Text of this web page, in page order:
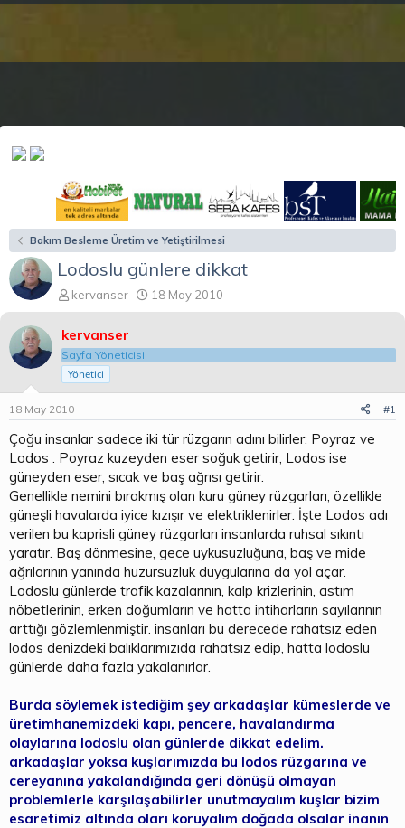
Bakım Besleme Üretim ve Yetiştirilmesi
Lodoslu günlere dikkat
K
o
b
u
y
u
b
a
ş
l
a
a
n
kervanser
B
a
g
ç
t
a
r
h
i
18 May 2010
kervanser
Sayfa Yöneticisi
Yönetici
18 May 2010 #1
Çoğu insanlar sadece iki tür rüzgarın adını bilirler: Poyraz ve
Lodos . Poyraz kuzeyden eser soğuk getirir, Lodos ise
güneyden eser, sıcak ve baş ağrısı getirir.
Genellikle nemini bırakmış olan kuru güney rüzgarları, özellikle
güneşli havalarda iyice kızışır ve elektriklenirler. İşte Lodos adı
verilen bu kaprisli güney rüzgarları insanlarda ruhsal sıkıntı
yaratır. Baş dönmesine, gece uykusuzluğuna, baş ve mide
ağrılarının yanında huzursuzluk duygularına da yol açar.
Lodoslu günlerde trafik kazalarının, kalp krizlerinin, astım
nöbetlerinin, erken doğumların ve hatta intiharların sayılarının
arttığı gözlemlenmiştir. insanları bu derecede rahatsız eden
lodos denizdeki balıklarımızıda rahatsız edip, hatta lodoslu
günlerde daha fazla yakalanırlar.
Burda söylemek istediğim şey arkadaşlar kümeslerde ve
üretimhanemizdeki kapı, pencere, havalandırma
olaylarına lodoslu olan günlerde dikkat edelim.
arkadaşlar yoksa kuşlarımızda bu lodos rüzgarına ve
cereyanına yakalandığında geri dönüşü olmayan
problemlerle karşılaşabilirler unutmayalım kuşlar bizim
esaretimiz altında oları koruyalım doğada olsalar inanın